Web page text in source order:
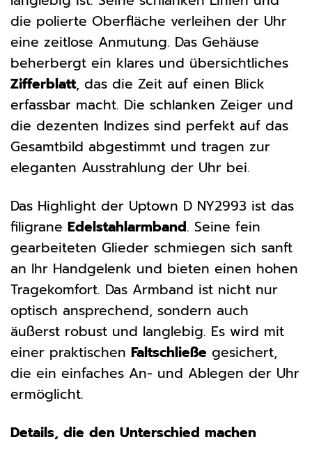
die polierte Oberfläche verleihen der Uhr
eine zeitlose Anmutung. Das Gehäuse
beherbergt ein klares und übersichtliches
Zifferblatt, das die Zeit auf einen Blick
erfassbar macht. Die schlanken Zeiger und
die dezenten Indizes sind perfekt auf das
Gesamtbild abgestimmt und tragen zur
eleganten Ausstrahlung der Uhr bei.
Das Highlight der Uptown D NY2993 ist das
filigrane Edelstahlarmband. Seine fein
gearbeiteten Glieder schmiegen sich sanft
an Ihr Handgelenk und bieten einen hohen
Tragekomfort. Das Armband ist nicht nur
optisch ansprechend, sondern auch
äußerst robust und langlebig. Es wird mit
einer praktischen Faltschließe gesichert,
die ein einfaches An- und Ablegen der Uhr
ermöglicht.
Details, die den Unterschied machen